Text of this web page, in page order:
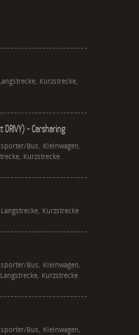
Kurzstrecke,
- Carsharing
Bus, Kleinwagen,
Kurzstrecke
Kurzstrecke
Bus, Kleinwagen,
Kurzstrecke
Bus, Kleinwagen,